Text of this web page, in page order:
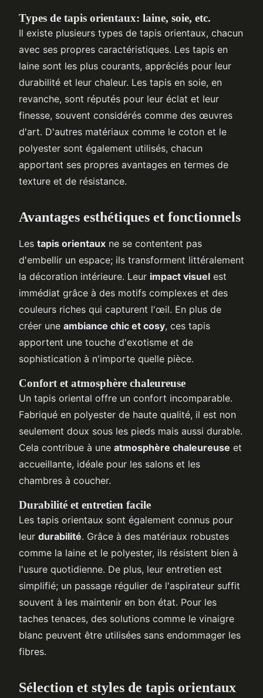
Types de tapis orientaux: laine, soie, etc.
Il existe plusieurs types de tapis orientaux, chacun
avec ses propres caractéristiques. Les tapis en
laine sont les plus courants, appréciés pour leur
durabilité et leur chaleur. Les tapis en soie, en
revanche, sont réputés pour leur éclat et leur
finesse, souvent considérés comme des œuvres
d'art. D'autres matériaux comme le coton et le
polyester sont également utilisés, chacun
apportant ses propres avantages en termes de
texture et de résistance.
Avantages esthétiques et fonctionnels
Les tapis orientaux ne se contentent pas
d'embellir un espace; ils transforment littéralement
la décoration intérieure. Leur impact visuel est
immédiat grâce à des motifs complexes et des
couleurs riches qui capturent l'œil. En plus de
créer une ambiance chic et cosy, ces tapis
apportent une touche d'exotisme et de
sophistication à n'importe quelle pièce.
Confort et atmosphère chaleureuse
Un tapis oriental offre un confort incomparable.
Fabriqué en polyester de haute qualité, il est non
seulement doux sous les pieds mais aussi durable.
Cela contribue à une atmosphère chaleureuse et
accueillante, idéale pour les salons et les
chambres à coucher.
Durabilité et entretien facile
Les tapis orientaux sont également connus pour
leur durabilité. Grâce à des matériaux robustes
comme la laine et le polyester, ils résistent bien à
l'usure quotidienne. De plus, leur entretien est
simplifié; un passage régulier de l'aspirateur suffit
souvent à les maintenir en bon état. Pour les
taches tenaces, des solutions comme le vinaigre
blanc peuvent être utilisées sans endommager les
fibres.
Sélection et styles de tapis orientaux